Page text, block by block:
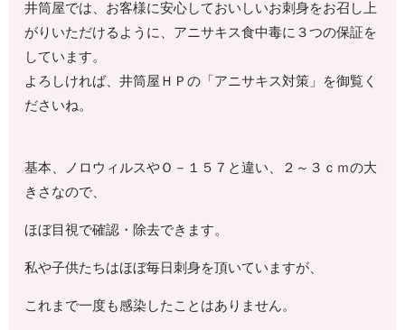
井筒屋では、お客様に安心しておいしいお刺身をお召し上
がりいただけるように、アニサキス食中毒に３つの保証を
しています。
よろしければ、井筒屋ＨＰの「アニサキス対策」を御覧く
ださいね。
基本、ノロウィルスやＯ－１５７と違い、２～３ｃｍの大
きさなので、
ほぼ目視で確認・除去できます。
私や子供たちはほぼ毎日刺身を頂いていますが、
これまで一度も感染したことはありません。